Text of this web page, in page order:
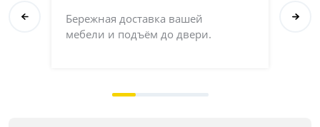
Бережная доставка вашей
мебели и подъём до двери.